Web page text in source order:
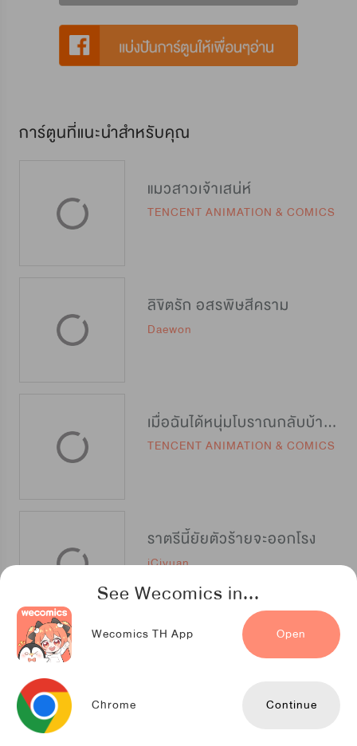
See Wecomics in...
Wecomics TH App Open
Chrome Continue
การ์ตูนที่แนะนำสำหรับคุณ
แมวสาวเจ้าเสน่ห์
TENCENT ANIMATION & COMICS
ลิขิตรัก อสรพิษสีคราม
Daewon
เมื่อฉันได้หนุ่มโบราณกลับบ้านมาช่วยขายของ
TENCENT ANIMATION & COMICS
ราตรีนี้ยัยตัวร้ายจะออกโรง
iCiyuan